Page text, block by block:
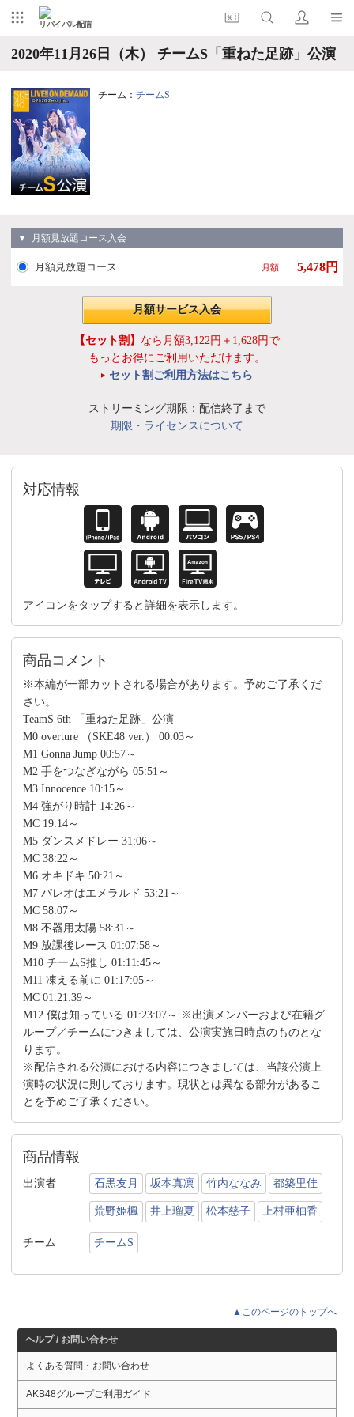
リバイバル配信
2020年11月26日（木） チームS「重ねた足跡」公演
チーム： チームS
▼ 月額見放題コース入会
月額見放題コース 月額 5,478円
月額サービス入会
【セット割】 なら月額3,122円＋1,628円で
もっとお得にご利用いただけます。
セット割ご利用方法はこちら
ストリーミング期限：配信終了まで
期限・ライセンスについて
対応情報
アイコンをタップすると詳細を表示します。
商品コメント
※本編が一部カットされる場合があります。予めご了承くだ
さい。
TeamS 6th 「重ねた足跡」公演
M0 overture （SKE48 ver.） 00:03～
M1 Gonna Jump 00:57～
M2 手をつなぎながら 05:51～
M3 Innocence 10:15～
M4 強がり時計 14:26～
MC 19:14～
M5 ダンスメドレー 31:06～
MC 38:22～
M6 オキドキ 50:21～
M7 パレオはエメラルド 53:21～
MC 58:07～
M8 不器用太陽 58:31～
M9 放課後レース 01:07:58～
M10 チームS推し 01:11:45～
M11 凍える前に 01:17:05～
MC 01:21:39～
M12 僕は知っている 01:23:07～ ※出演メンバーおよび在籍グ
ループ／チームにつきましては、公演実施日時点のものとな
ります。
※配信される公演における内容につきましては、当該公演上
演時の状況に則しております。現状とは異なる部分があるこ
とを予めご了承ください。
商品情報
出演者 石黒友月 坂本真凛 竹内ななみ 都築里佳
荒野姫楓 井上瑠夏 松本慈子 上村亜柚香
チーム チームS
▲このページのトップへ
ヘルプ / お問い合わせ
よくある質問・お問い合わせ
AKB48グループご利用ガイド